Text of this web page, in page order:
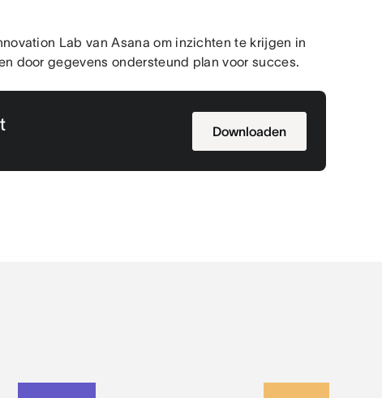
Lab van Asana om inzichten te krijgen in
door gegevens ondersteund plan voor succes.
Downloaden